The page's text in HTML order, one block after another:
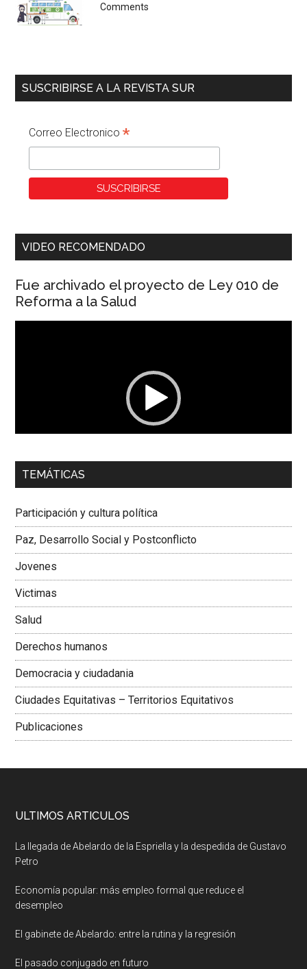
Comments
SUSCRIBIRSE A LA REVISTA SUR
Correo Electronico*
VIDEO RECOMENDADO
Fue archivado el proyecto de Ley 010 de
Reforma a la Salud
00:00 01:04
Dra. Carolina Corcho Mejía,Presidenta Corporación
Colombiana
TEMÁTICAS
Participación y cultura política
Paz, Desarrollo Social y Postconflicto
Jovenes
Victimas
Salud
Derechos humanos
Democracia y ciudadania
Ciudades Equitativas – Territorios Equitativos
Publicaciones
ULTIMOS ARTICULOS
La llegada de Abelardo de la Espriella y la despedida de Gustavo
Petro
Economía popular: más empleo formal que reduce el
desempleo
El gabinete de Abelardo: entre la rutina y la regresión
El pasado conjugado en futuro